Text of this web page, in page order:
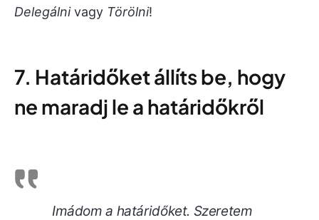
Delegálnivagy Törölni!
7. Határidőket állíts be, hogy
ne maradj le a határidőkről
Imádom a határidőket. Szeretem